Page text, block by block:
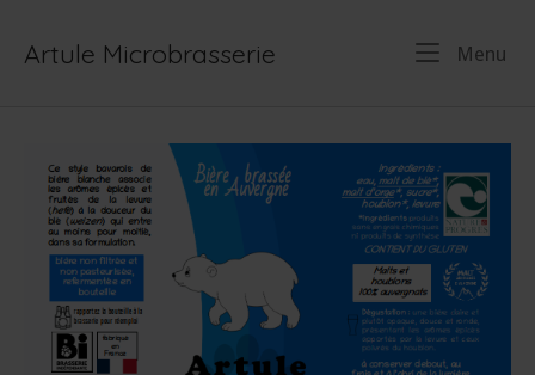
content
Artule Microbrasserie Menu